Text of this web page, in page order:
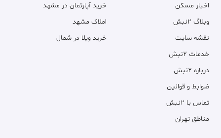
اخبار مسکن
وبلاگ ۲نبش
نقشه سایت
خدمات ۲نبش
درباره ۲نبش
ضوابط و قوانین
تماس با ۲نبش
مناطق تهران
خرید آپارتمان در مشهد
املاک مشهد
خرید ویلا در شمال